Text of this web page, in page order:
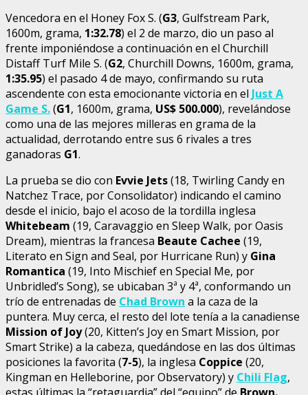
Vencedora en el Honey Fox S. (G3, Gulfstream Park,
1600m, grama, 1:32.78) el 2 de marzo, dio un paso al
frente imponiéndose a continuación en el Churchill
Distaff Turf Mile S. (G2, Churchill Downs, 1600m, grama,
1:35.95) el pasado 4 de mayo, confirmando su ruta
ascendente con esta emocionante victoria en el Just A
Game S.(G1, 1600m, grama, US$ 500.000), revelándose
como una de las mejores milleras en grama de la
actualidad, derrotando entre sus 6 rivales a tres
ganadoras G1.
La prueba se dio con Evvie Jets(18, Twirling Candy en
Natchez Trace, por Consolidator) indicando el camino
desde el inicio, bajo el acoso de la tordilla inglesa
Whitebeam (19, Caravaggio en Sleep Walk, por Oasis
Dream), mientras la francesa Beaute Cachee (19,
Literato en Sign and Seal, por Hurricane Run) y Gina
Romantica (19, Into Mischief en Special Me, por
Unbridled’s Song), se ubicaban 3ª y 4ª, conformando un
trío de entrenadas de Chad Brown a la caza de la
puntera. Muy cerca, el resto del lote tenía a la canadiense
Mission of Joy(20, Kitten’s Joy en Smart Mission, por
Smart Strike) a la cabeza, quedándose en las dos últimas
posiciones la favorita (7-5), la inglesa Coppice (20,
Kingman en Helleborine, por Observatory) y Chili Flag,